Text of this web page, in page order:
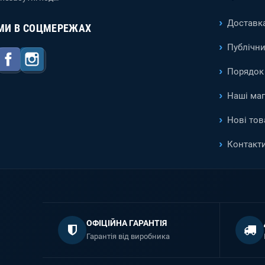
В СОЦМЕРЕЖАХ
Facebook
Порядок
Наші
Нові
ОФІЦІЙНА ГАРАНТІЯ
Гарантія від виробника